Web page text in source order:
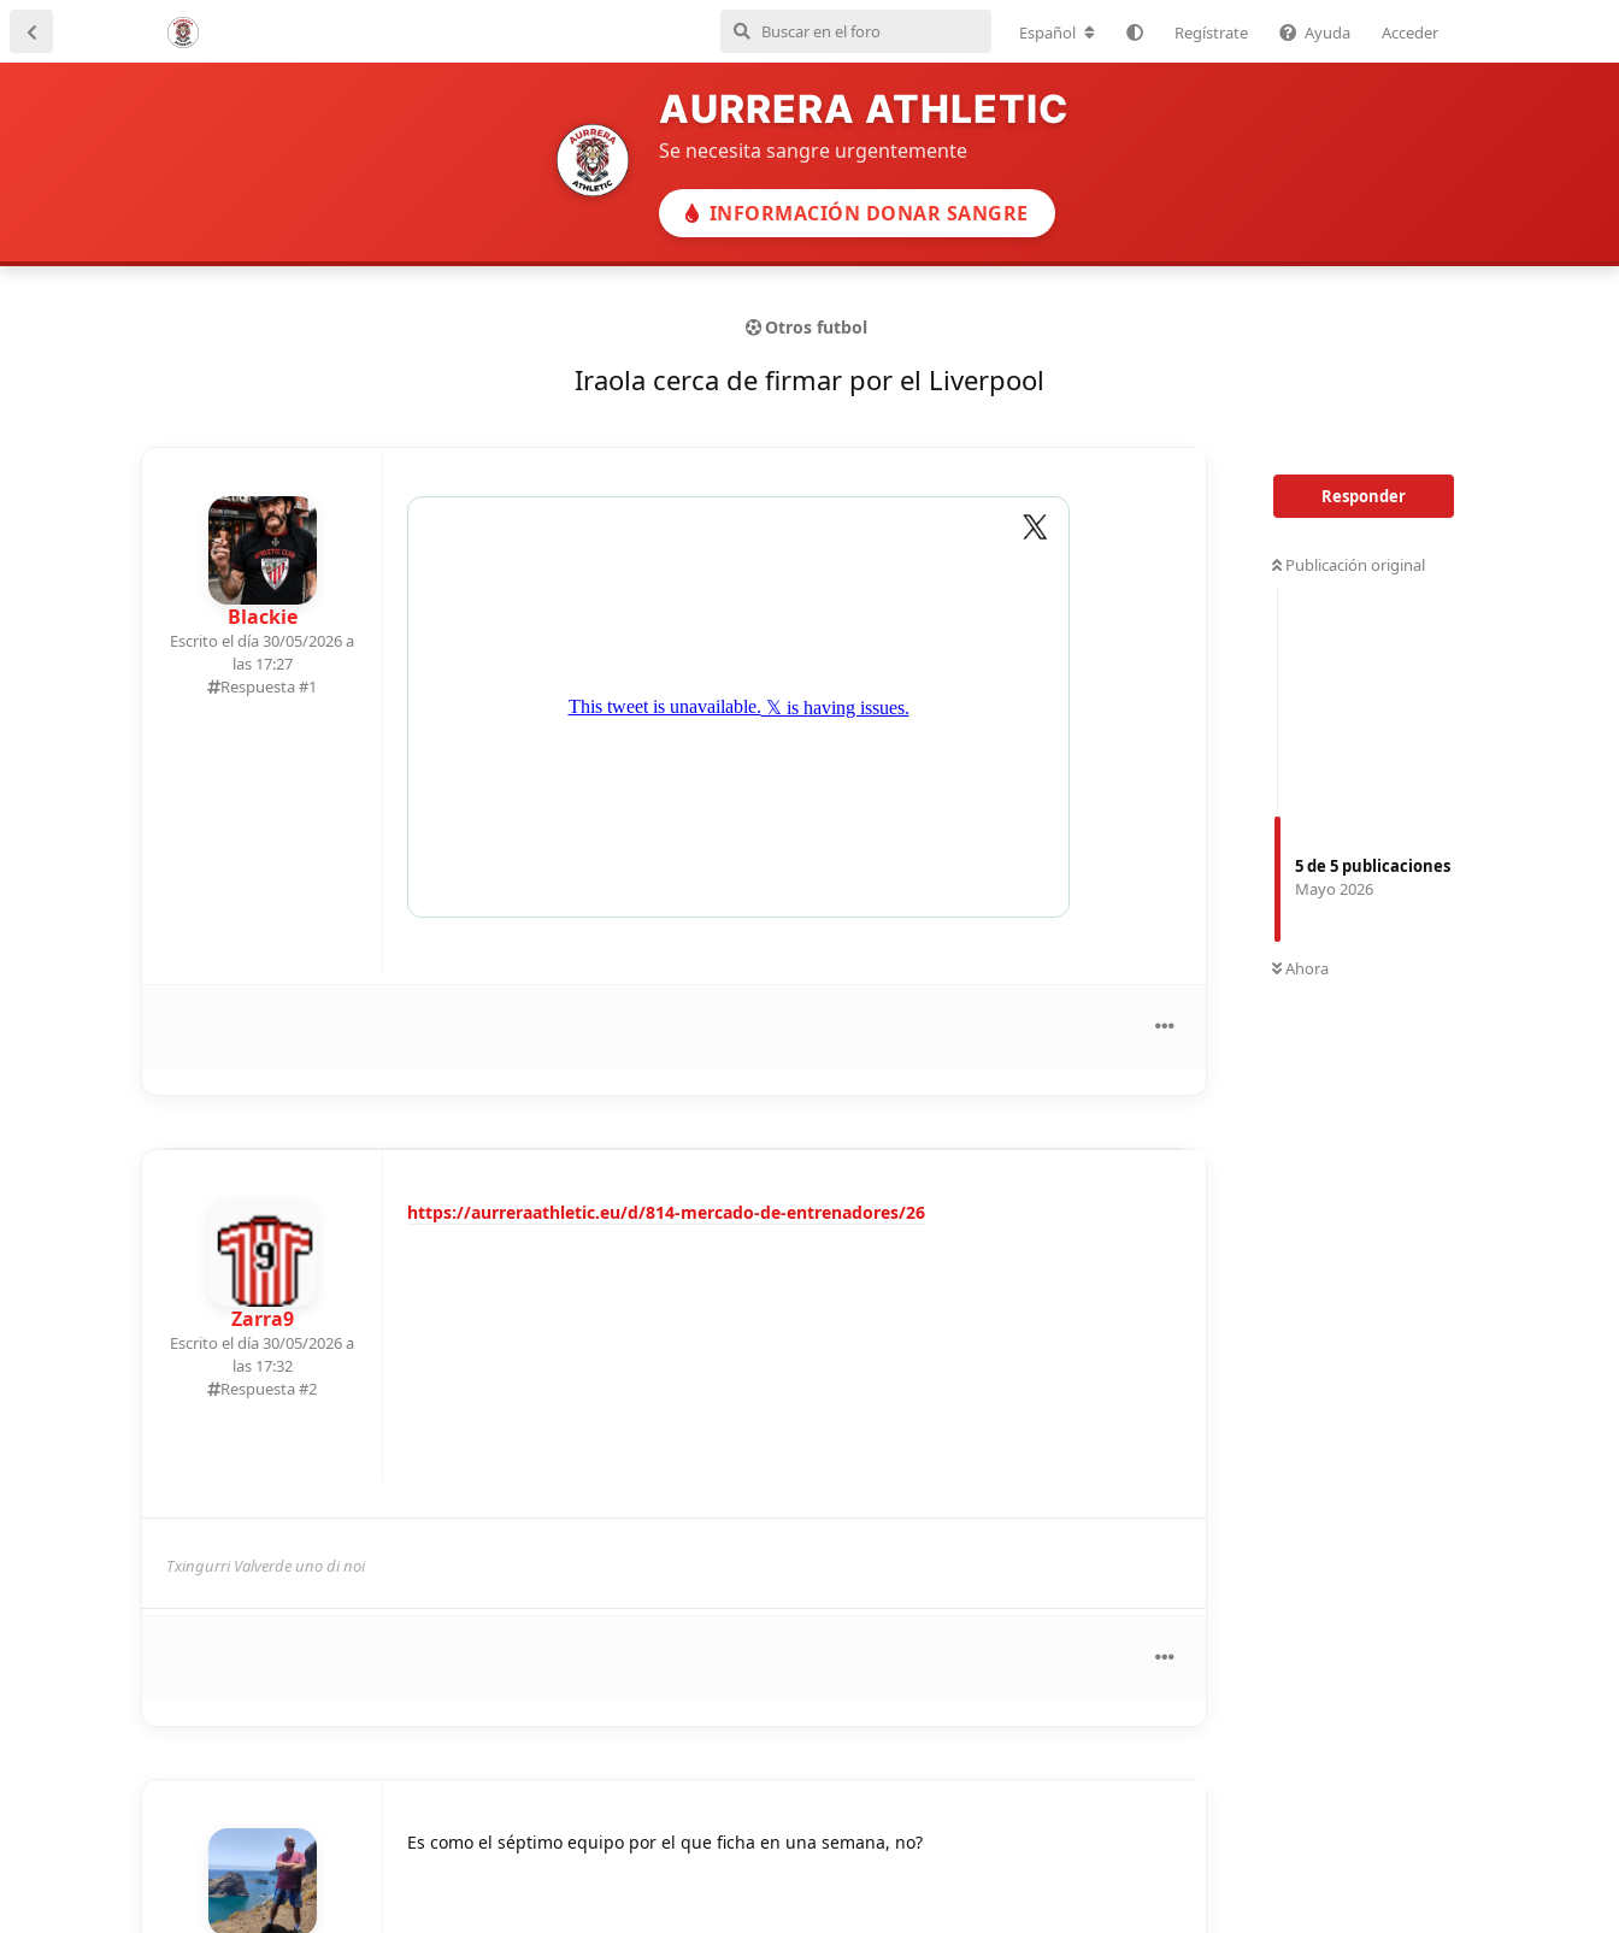
Español Regístrate Ayuda Acceder
AURRERA ATHLETIC
Se necesita sangre urgentemente
INFORMACIÓN DONAR SANGRE
Otros futbol
Iraola cerca de firmar por el Liverpool
Responder
Publicación original
5de 5 publicaciones
Mayo 2026
Ahora
Blackie
Escrito el día 30/05/2026 a
las 17:27
Respuesta #1
Zarra9
Escrito el día 30/05/2026 a
las 17:32
Respuesta #2
https://aurreraathletic.eu/d/814-mercado-de-entrenadores/26
Txingurri Valverde uno di noi
Es como el séptimo equipo por el que ficha en una semana, no?